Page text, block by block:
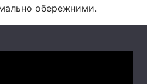
обережними.